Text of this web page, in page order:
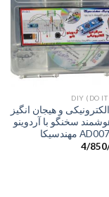
DIY (DO IT
و هیجان انگیز
سخنگو با آردوینو
4/